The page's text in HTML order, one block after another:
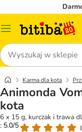
Menu
Szukaj
Karma dla kota
Animonda
kota
6 x 15 g, kurczak i trawa
: 5.0/5
(